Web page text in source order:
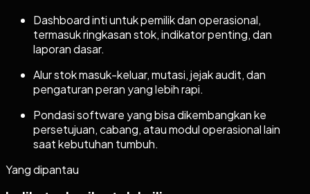
Dashboard inti untuk pemilik dan operasional,
termasuk ringkasan stok, indikator penting, dan
laporan dasar.
Alur stok masuk-keluar, mutasi, jejak audit, dan
pengaturan peran yang lebih rapi.
Pondasi software yang bisa dikembangkan ke
persetujuan, cabang, atau modul operasional lain
saat kebutuhan tumbuh.
Yang dipantau